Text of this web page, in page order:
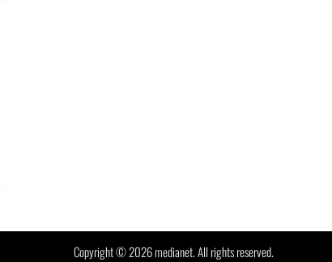
Copyright © 2026 medianet. All rights reserved.